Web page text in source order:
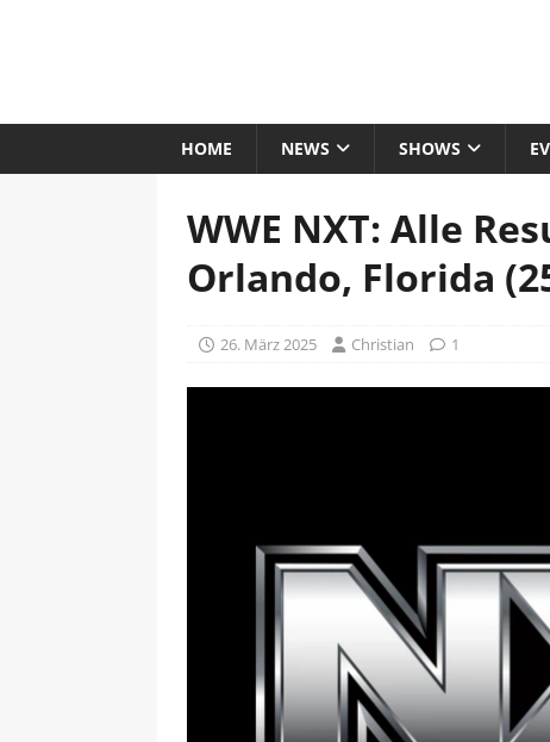
HOME NEWS SHOWS
WWE NXT: Alle
Orlando, Florida
26. März 2025 Christian 1